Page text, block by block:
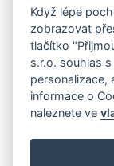
Když lépe
zobrazovat
tlačítko
s.r.o. souhlas
personalizace,
informace o
naleznete ve